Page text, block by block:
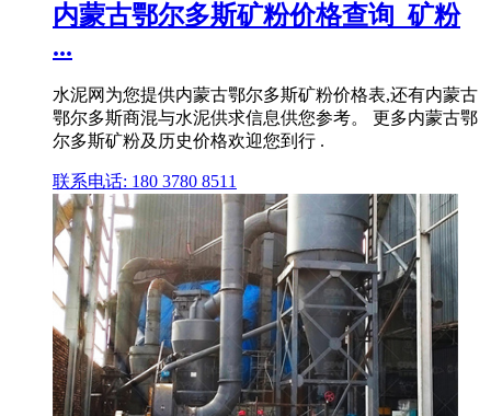
内蒙古鄂尔多斯矿粉价格查询_矿粉
...
水泥网为您提供内蒙古鄂尔多斯矿粉价格表,还有内蒙古
鄂尔多斯商混与水泥供求信息供您参考。 更多内蒙古鄂
尔多斯矿粉及历史价格欢迎您到行 .
联系电话: 180 3780 8511